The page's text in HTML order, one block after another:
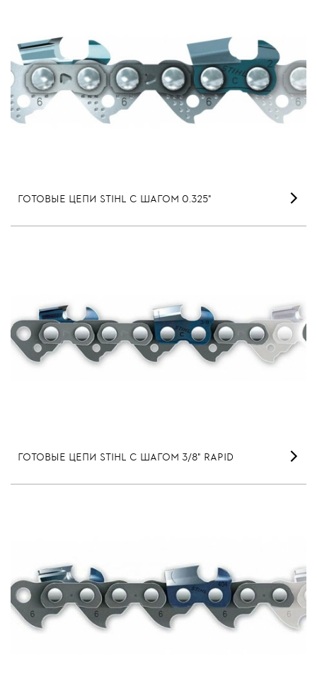
ГОТОВЫЕ ЦЕПИ STIHL С ШАГОМ 0.325"
ГОТОВЫЕ ЦЕПИ STIHL С ШАГОМ 3/8" RAPID